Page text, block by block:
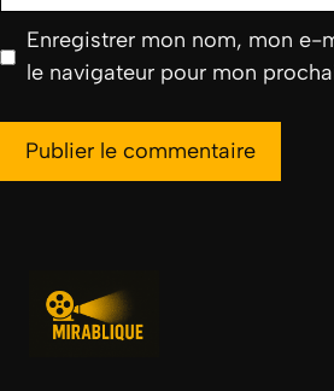
Enregistrer mon nom, mon e-
le navigateur pour mon